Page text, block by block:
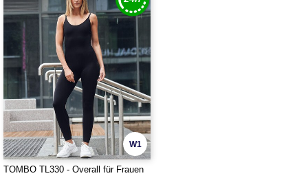
W1
TOMBO TL330 - Overall für Frauen